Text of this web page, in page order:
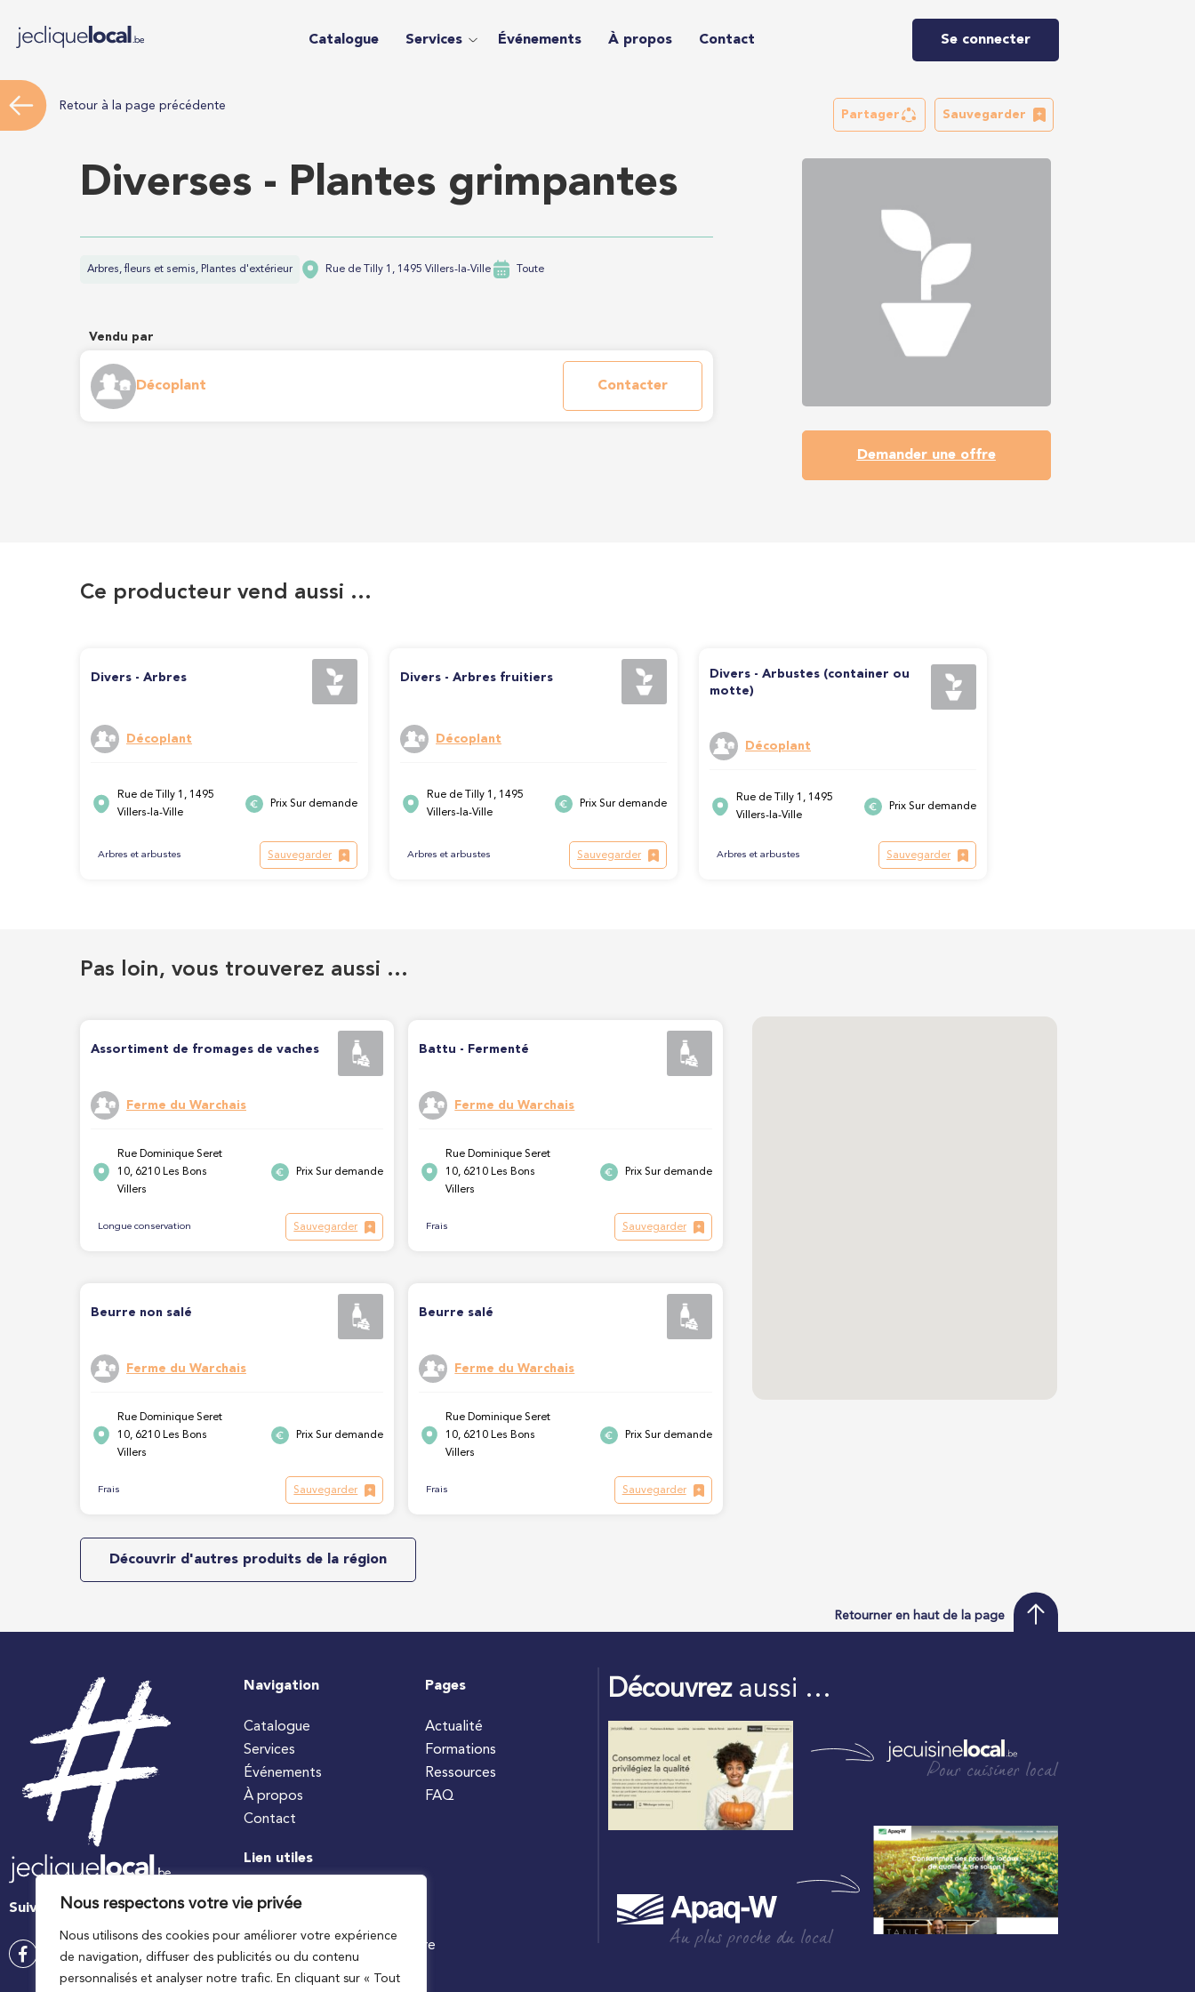
Nous respectons votre vie privée
Nous utilisons des cookies pour améliorer votre expérience
de navigation, diffuser des publicités ou du contenu
personnalisés et analyser notre trafic. En cliquant sur « Tout
Catalogue Services Événements À propos Contact Se connecter
Retour à la page précédente
Partager Sauvegarder
Diverses - Plantes grimpantes
Arbres, fleurs et semis, Plantes d'extérieur Rue de Tilly 1, 1495 Villers-la-Ville Toute
Vendu par
Décoplant Contacter
Demander une offre
Ce producteur vend aussi …
Divers - Arbres
Décoplant
Rue de Tilly 1, 1495
Villers-la-Ville
Prix Sur demande
Arbres et arbustes Sauvegarder
Divers - Arbres fruitiers
Décoplant
Rue de Tilly 1, 1495
Villers-la-Ville
Prix Sur demande
Arbres et arbustes Sauvegarder
Divers - Arbustes (container ou
motte)
Décoplant
Rue de Tilly 1, 1495
Villers-la-Ville
Prix Sur demande
Arbres et arbustes Sauvegarder
Pas loin, vous trouverez aussi …
Assortiment de fromages de vaches
Ferme du Warchais
Rue Dominique Seret
10, 6210 Les Bons
Villers
Prix Sur demande
Longue conservation Sauvegarder
Battu - Fermenté
Ferme du Warchais
Rue Dominique Seret
10, 6210 Les Bons
Villers
Prix Sur demande
Frais Sauvegarder
Beurre non salé
Ferme du Warchais
Rue Dominique Seret
10, 6210 Les Bons
Villers
Prix Sur demande
Frais Sauvegarder
Beurre salé
Ferme du Warchais
Rue Dominique Seret
10, 6210 Les Bons
Villers
Prix Sur demande
Frais Sauvegarder
Découvrir d'autres produits de la région
Retourner en haut de la page
Suivez-nous
Navigation
Catalogue
Services
Événements
À propos
Contact
Pages
Actualité
Formations
Ressources
FAQ
Lien utiles
#jecuisinelocal
Ministre wallon de l’agriculture
Découvrezaussi …
Pour cuisiner local
Au plus proche du local